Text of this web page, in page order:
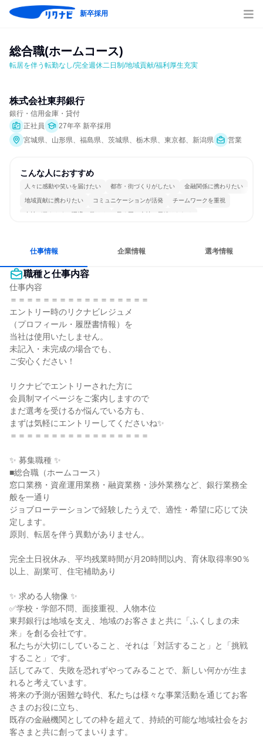
新卒採用
総合職(ホームコース)
転居を伴う転勤なし/完全週休二日制/地域貢献/福利厚生充実
株式会社東邦銀行
銀行・信用金庫・貸付
正社員
27年卒 新卒採用
宮城県、山形県、福島県、茨城県、栃木県、東京都、新潟県
営業
こんな人におすすめ
人々に感動や笑いを届けたい 都市・街づくりがしたい 金融関係に携わりたい
地域貢献に携わりたい コミュニケーションが活発 チームワークを重視
女性が働きやすい環境で働ける 長く同じ会社に居続けられる
仕事情報 企業情報 選考情報
職種と仕事内容
仕事内容
＝＝＝＝＝＝＝＝＝＝＝＝＝＝＝＝＝
エントリー時のリクナビレジュメ
（プロフィール・履歴書情報）を
当社は使用いたしません。
未記入・未完成の場合でも、
ご安心ください！
リクナビでエントリーされた方に
会員制マイページをご案内しますので
まだ選考を受けるか悩んでいる方も、
まずは気軽にエントリーしてくださいね✨
＝＝＝＝＝＝＝＝＝＝＝＝＝＝＝＝＝
✨ 募集職種 ✨
■総合職（ホームコース）
窓口業務・資産運用業務・融資業務・渉外業務など、銀行業務全
般を一通り
ジョブローテーションで経験したうえで、適性・希望に応じて決
定します。
原則、転居を伴う異動がありません。
完全土日祝休み、平均残業時間が月20時間以内、育休取得率90％
以上、副業可、住宅補助あり
✨ 求める人物像 ✨
✅学校・学部不問、面接重視、人物本位
東邦銀行は地域を支え、地域のお客さまと共に「ふくしまの未
来」を創る会社です。
私たちが大切にしていること、それは「対話すること」と「挑戦
すること」です。
話してみて、失敗を恐れずやってみることで、新しい何かが生ま
れると考えています。
将来の予測が困難な時代、私たちは様々な事業活動を通じてお客
さまのお役に立ち、
既存の金融機関としての枠を超えて、持続的可能な地域社会をお
客さまと共に創ってまいります。